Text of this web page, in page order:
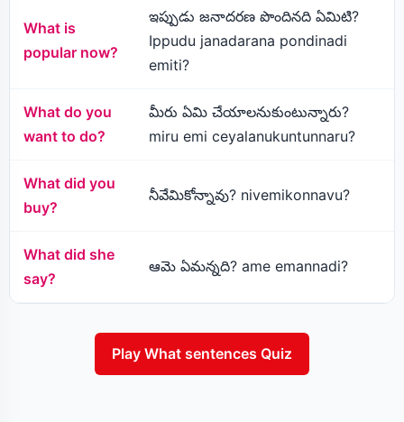
What is
popular now?
ఇప్పుడు జనాదరణ పొందినది ఏమిటి?
Ippudu janadarana pondinadi
emiti?
What do you
want to do?
మీరు ఏమి చేయాలనుకుంటున్నారు?
miru emi ceyalanukuntunnaru?
What did you
buy?
నీవేమికోన్నావు? nivemikonnavu?
What did she
say?
ఆమె ఏమన్నది? ame emannadi?
Play What sentences Quiz